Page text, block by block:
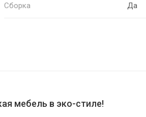
Сборка Да
мебель в эко-стиле!